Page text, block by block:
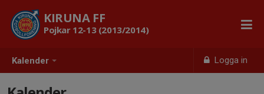
Kalender Logga in
KIRUNA FF
Pojkar 12-13 (2013/2014)